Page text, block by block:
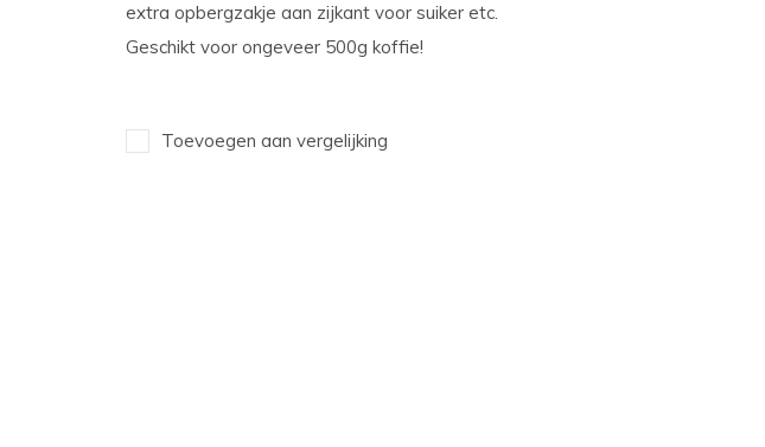
extra opbergzakje aan zijkant voor suiker etc.
Geschikt voor ongeveer 500g koffie!
Toevoegen aan vergelijking